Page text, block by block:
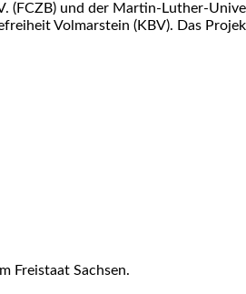
(FCZB) und der Martin-Luther-
Volmarstein (KBV). Das
Freistaat Sachsen.